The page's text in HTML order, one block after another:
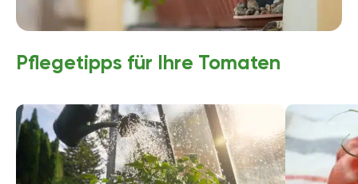
Pflegetipps für Ihre Tomaten